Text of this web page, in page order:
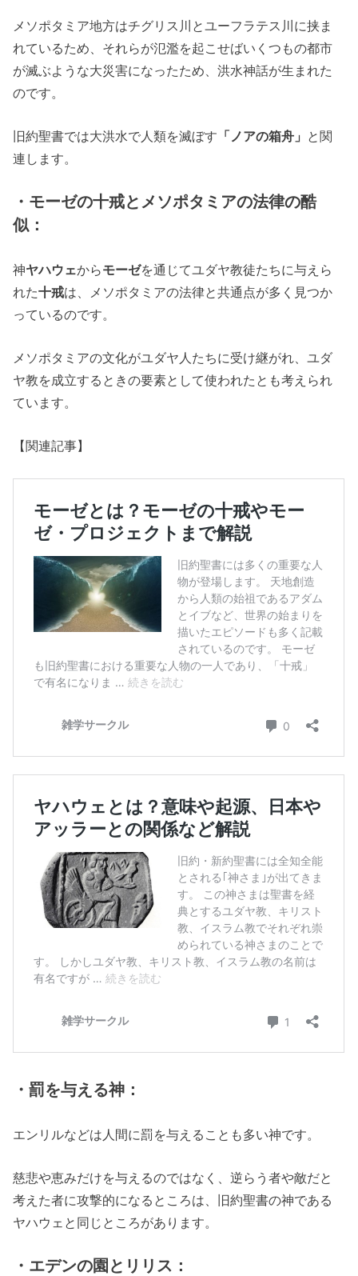
メソポタミア地方はチグリス川とユーフラテス川に挟ま
れているため、それらが氾濫を起こせばいくつもの都市
が滅ぶような大災害になったため、洪水神話が生まれた
のです。
旧約聖書では大洪水で人類を滅ぼす 「ノアの箱舟」 と関
連します。
・モーゼの十戒とメソポタミアの法律の酷
似：
神ヤハウェからモーゼを通じてユダヤ教徒たちに与えら
れた十戒は、メソポタミアの法律と共通点が多く見つか
っているのです。
メソポタミアの文化がユダヤ人たちに受け継がれ、ユダ
ヤ教を成立するときの要素として使われたとも考えられ
ています。
【関連記事】
・罰を与える神：
エンリルなどは人間に罰を与えることも多い神です。
慈悲や恵みだけを与えるのではなく、逆らう者や敵だと
考えた者に攻撃的になるところは、旧約聖書の神である
ヤハウェと同じところがあります。
・エデンの園とリリス：